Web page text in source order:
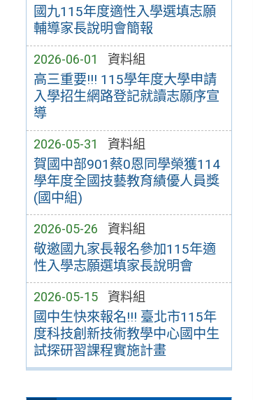
國九115年度適性入學選填志願
輔導家長說明會簡報
2026-06-01 資料組
高三重要!!! 115學年度大學申請
入學招生網路登記就讀志願序宣
導
2026-05-31 資料組
賀國中部901蔡0恩同學榮獲114
學年度全國技藝教育績優人員獎
(國中組)
2026-05-26 資料組
敬邀國九家長報名參加115年適
性入學志願選填家長說明會
2026-05-15 資料組
國中生快來報名!!! 臺北市115年
度科技創新技術教學中心國中生
試探研習課程實施計畫